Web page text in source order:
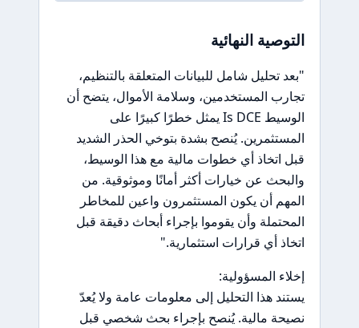
التوصية النهائية
"بعد تحليل شامل للبيانات المتعلقة بالتنظيم،
تجارب المستخدمين، وسلامة الأموال، يتضح أن
الوسيط Is DCE يمثل خطرًا كبيرًا على
المستثمرين. يُنصح بشدة بتوخي الحذر الشديد
قبل اتخاذ أي خطوات مالية مع هذا الوسيط،
والبحث عن خيارات أكثر أمانًا وموثوقية. من
المهم أن يكون المستثمرون واعين للمخاطر
المحتملة وأن يقوموا بإجراء أبحاث دقيقة قبل
اتخاذ أي قرارات استثمارية."
إخلاء المسؤولية:
يستند هذا التحليل إلى معلومات عامة ولا يُعدّ
نصيحة مالية. يُنصح بإجراء بحث شخصي قبل